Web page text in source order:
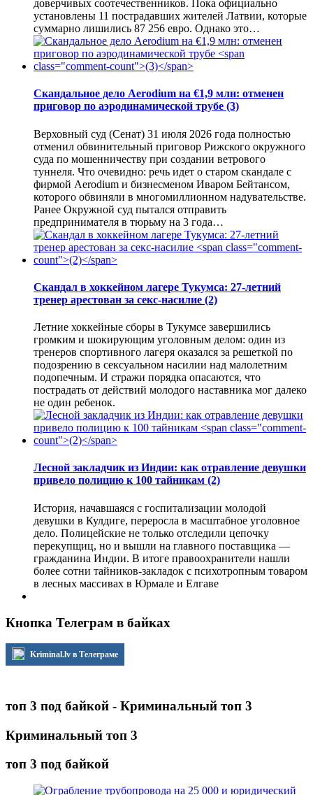
доверчивых соотечественников. Пока официально
установлены 11 пострадавших жителей Латвии, которые
суммарно лишились 87 256 евро. Однако это…
Скандальное дело Aerodium на €1,9 млн: отменен
приговор по аэродинамической трубе (3)
Верховный суд (Сенат) 31 июля 2026 года полностью
отменил обвинительный приговор Рижского окружного
суда по мошенничеству при создании ветрового
туннеля. Что очевидно: речь идет о старом скандале с
фирмой Aerodium и бизнесменом Иваром Бейтансом,
которого обвиняли в многомиллионном надувательстве.
Ранее Окружной суд пытался отправить
предпринимателя в тюрьму на 3 года…
Скандал в хоккейном лагере Тукумса: 27-летний
тренер арестован за секс-насилие (2)
Летние хоккейные сборы в Тукумсе завершились
громким и шокирующим уголовным делом: один из
тренеров спортивного лагеря оказался за решеткой по
подозрению в сексуальном насилии над малолетним
подопечным. И стражи порядка опасаются, что
пострадать от действий молодого наставника мог далеко
не один ребенок.
Лесной закладчик из Индии: как отравление девушки
привело полицию к 100 тайникам (2)
История, начавшаяся с госпитализации молодой
девушки в Кулдиге, переросла в масштабное уголовное
дело. Полицейские не только отследили цепочку
перекупщиц, но и вышли на главного поставщика —
гражданина Индии. В итоге правоохранители нашли
более сотни тайников-закладок с психотропным товаром
в лесных массивах в Юрмале и Елгаве
Кнопка Телеграм в байках
Kriminal.lv в Телеграме
топ 3 под байкой - Криминальный топ 3
Криминальный топ 3
топ 3 под байкой